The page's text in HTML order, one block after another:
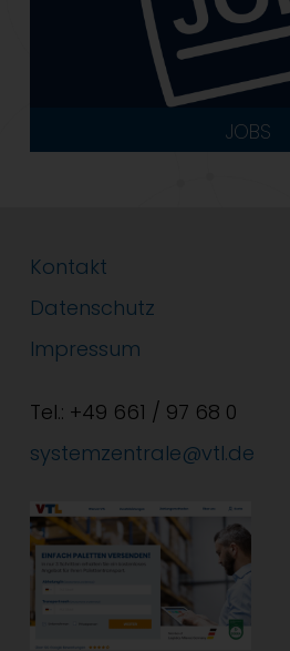
JOBS
Kontakt
Datenschutz
Impressum
Tel.: +49 661 / 97 68 0
systemzentrale@vtl.de